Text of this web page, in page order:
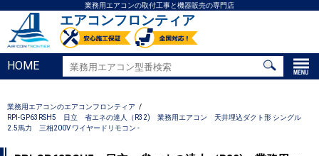
業務用エアコンの取付工事と機器販売の専門店
エアコンフロンティア
HOME
業務用エアコンのエアコンフロンティア
RPI-GP63RSH5 日立 省エネの達人（R32) 業務用エアコン 天井埋込ダクト形 シングル
2.5馬力 三相200V ワイヤードリモコン -